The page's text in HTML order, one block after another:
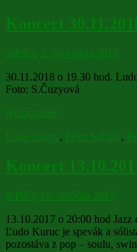
Koncert
JaPiKu 2. decembra 2018
30.11.2018 o 19.30 hod.
Foto: S.Čuzyová
Nezaradené
Ludo Kuruc, Peter Solárik,
Koncert
JaPiKu 19. októbra 2017
13.10.2017 o 20:00 hod
Ľudo Kuruc je spevák a
pozostáva z pop – soulu,